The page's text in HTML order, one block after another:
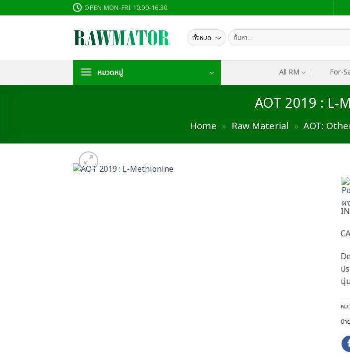
ไป
OPEN MON-FRI 10.00-16.30.
ค้นหา:
หมวดหมู่ All RM For-
AOT 2019 : L-
Home » Raw Material » AOT:
ป
นุ่
หม
ป้า